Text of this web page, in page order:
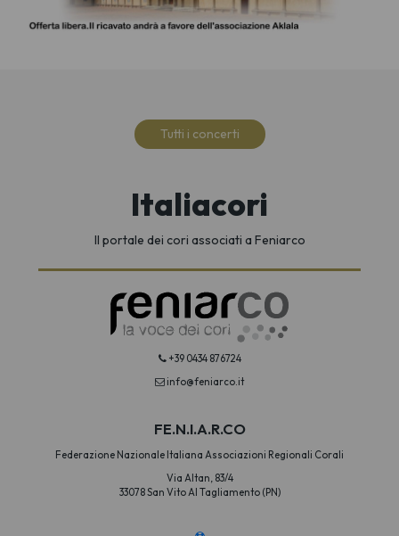
Tutti i concerti
Italiacori
Il portale dei cori associati a Feniarco
+39 0434 876724
info@feniarco.it
FE.N.I.A.R.CO
Federazione Nazionale Italiana Associazioni Regionali Corali
Via Altan, 83/4
33078 San Vito Al Tagliamento (PN)